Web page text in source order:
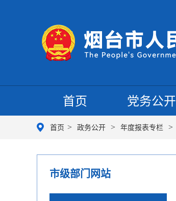
首页 党务公开
首页 > 政务公开 > 年度报表专栏 >
市级部门网站